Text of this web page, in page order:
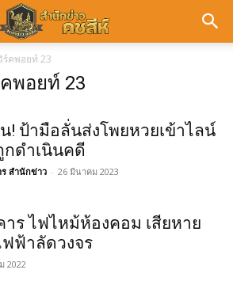
ร์คพอยท์ 23
พอยท์ 23
! ป้ามือลั่นส่งโพยหวยเข้าไลน์
ดำเนินคดี
สำนักข่าว - 26 มีนาคม 2023
ร ไฟไหม้ห้องคอม เสียหาย
ฟ้าลัดวงจร
2022